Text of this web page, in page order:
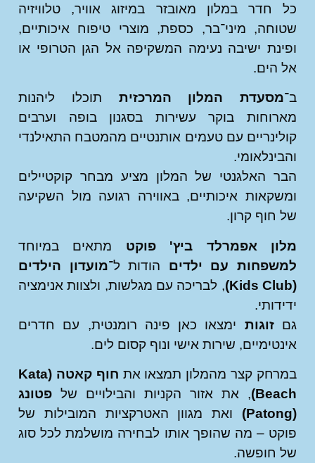
חדר במלון מאובזר במיזוג אוויר, טלוויזיה
מיני־בר, כספת, מוצרי טיפוח איכותיים,
ישיבה נעימה המשקיפה אל הגן הטרופי או
הים.
המלון המרכזיתתוכלו ליהנות
בוקר עשירות בסגנון בופה וערבים
עם טעמים אותנטיים מהמטבח התאילנדי
האלגנטי של המלון מציע מבחר קוקטיילים
איכותיים, באווירה רגועה מול השקיעה
חוף קרון.
אפמרלד ביץ' פוקט
מתאים במיוחד
עם ילדיםהודות ל־מועדון הילדים
, לבריכה עם מגלשות, ולצוות אנימציה
זוגות ימצאו כאן פינה רומנטית, עם חדרים
שירות אישי ונוף קסום לים.
קצר מהמלון תמצאו את
חוף קאטה (Kata
, את אזור הקניות והבילויים של
פטונג
ואת מגוון האטרקציות המובילות של
– מה שהופך אותו לבחירה מושלמת לכל סוג
חופשה.